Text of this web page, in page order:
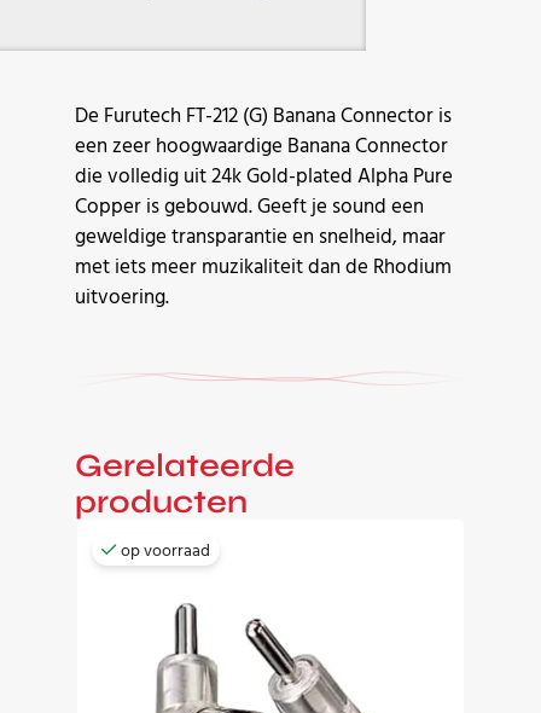
De Furutech FT-212 (G) Banana Connector is
een zeer hoogwaardige Banana Connector
die volledig uit 24k Gold-plated Alpha Pure
Copper is gebouwd. Geeft je sound een
geweldige transparantie en snelheid, maar
met iets meer muzikaliteit dan de Rhodium
uitvoering.
Gerelateerde
producten
op voorraad